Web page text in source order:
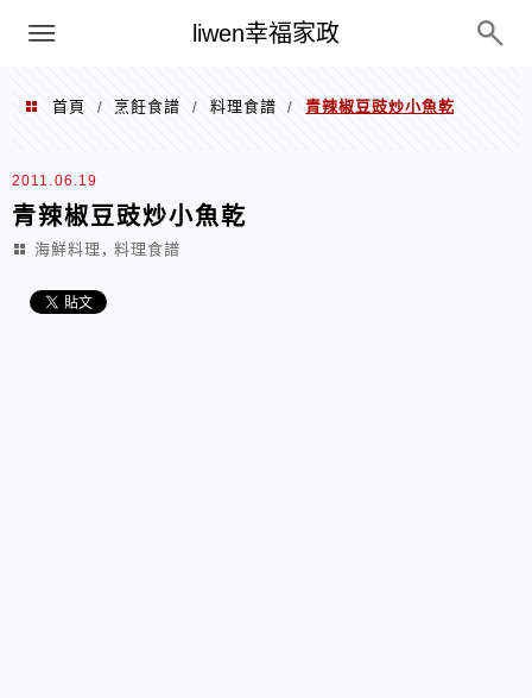
liwen幸福家政
menu
首頁 / 烹飪食譜 / 料理食譜 / 青辣椒豆豉炒小魚乾
2011.06.19
青辣椒豆豉炒小魚乾
海鮮料理 , 料理食譜